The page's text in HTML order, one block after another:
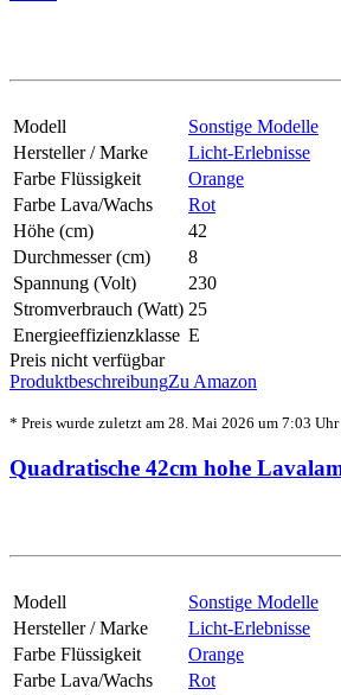
Modell
Sonstige Modelle
Hersteller / Marke
Licht-Erlebnisse
Farbe Flüssigkeit
Orange
Farbe Lava/Wachs
Rot
Höhe (cm)
42
Durchmesser (cm)
8
Spannung (Volt)
230
Stromverbrauch (Watt) 25
Energieeffizienzklasse E
Preis nicht verfügbar
ProduktbeschreibungZu Amazon
* Preis wurde zuletzt am 28. Mai 2026 um 7:03
Quadratische 42cm hohe
Modell
Sonstige Modelle
Hersteller / Marke
Licht-Erlebnisse
Farbe Flüssigkeit
Orange
Farbe Lava/Wachs
Rot